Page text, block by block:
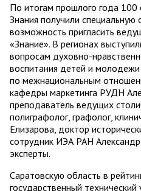
По итогам прошлого года
Знания получили
возможность пригласить
«Знание». В регионах
вопросам духовно-
воспитания детей и
по межнациональным
кафедры маркетинга РУДН
преподаватель ведущих
полиграфолог, графолог,
Елизарова, доктор
сотрудник ИЭА РАН
эксперты.
Саратовскую область в
государственный